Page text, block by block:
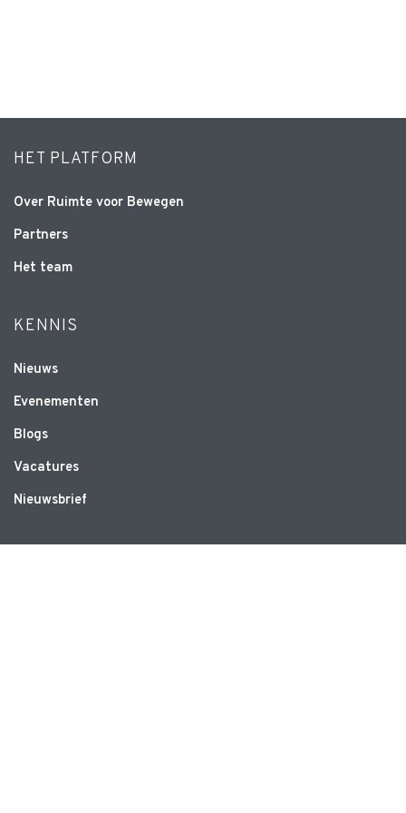
HET PLATFORM
Over Ruimte voor Bewegen
Partners
Het team
KENNIS
Nieuws
Evenementen
Blogs
Vacatures
Nieuwsbrief